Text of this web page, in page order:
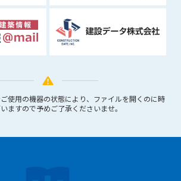
使用の機器の状態により、ファイルを開くのに時
ますので予めご了承くださいませ。
）について、管理者は、以下の各号に該当
三者に開示または提供しないものとしま
個人情報の開示に事前に同意している場合
理者の権利、財産、安全等を保護するため
管理者が判断した場合